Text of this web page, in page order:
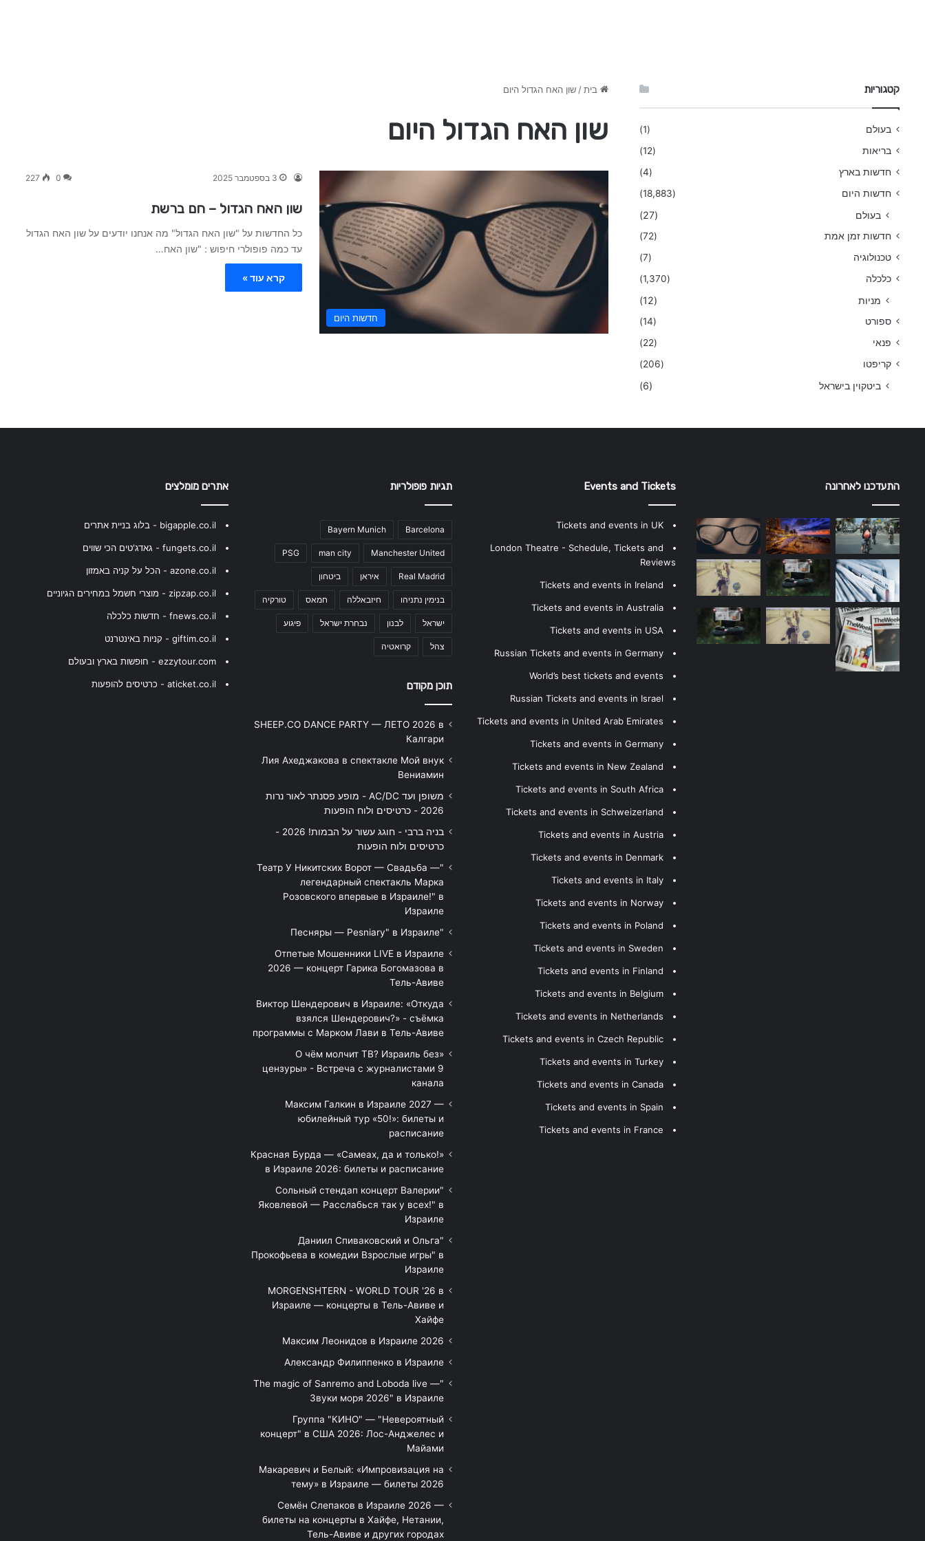
בית / שון האח הגדול היום
שון האח הגדול היום
חדשות היום
3 בספטמבר 2025 0
227
שון האח הגדול – חם ברשת
כל החדשות על "שון האח הגדול" מה אנחנו יודעים על שון האח הגדול
עד כמה פופולרי חיפוש : "שון האח…
קרא עוד »
קטגוריות
בעולם
(1)
בריאות
(12)
חדשות בארץ
(4)
חדשות היום
(18,883)
בעולם (27)
חדשות זמן אמת
(72)
טכנולוגיה
(7)
כלכלה
(1,370)
מניות (12)
ספורט
(14)
פנאי
(22)
קריפטו
(206)
ביטקוין בישראל (6)
התעדכנו לאחרונה Events and Tickets
Tickets and events in UK
London Theatre - Schedule, Tickets and
Reviews
Tickets and events in Ireland
Tickets and events in Australia
Tickets and events in USA
Russian Tickets and events in Germany
World’s best tickets and events
Russian Tickets and events in Israel
Tickets and events in United Arab Emirates
Tickets and events in Germany
Tickets and events in New Zealand
Tickets and events in South Africa
Tickets and events in Schweizerland
Tickets and events in Austria
Tickets and events in Denmark
Tickets and events in Italy
Tickets and events in Norway
Tickets and events in Poland
Tickets and events in Sweden
Tickets and events in Finland
Tickets and events in Belgium
Tickets and events in Netherlands
Tickets and events in Czech Republic
Tickets and events in Turkey
Tickets and events in Canada
Tickets and events in Spain
Tickets and events in France
תגיות פופולריות
Barcelona
Bayern Munich
Manchester United
man city
PSG
Real Madrid איראן ביטחון
בנימין נתניהו חיזבאללה חמאס טורקיה
ישראל לבנון נבחרת ישראל פיגוע
צהל קרואטיה
תוכן מקודם
SHEEP.CO DANCE PARTY — ЛЕТО 2026 в
Калгари
Лия Ахеджакова в спектакле Мой внук
Вениамин
משופן ועד AC/DC - מופע פסנתר לאור נרות
2026 - כרטיסים ולוח הופעות
בניה ברבי - חוגג עשור על הבמות! 2026 -
כרטיסים ולוח הופעות
"Театр У Никитских Ворот — Свадьба —
легендарный спектакль Марка
Розовского впервые в Израиле!" в
Израиле
"Песняры — Pesniary" в Израиле
Отпетые Мошенники LIVE в Израиле
2026 — концерт Гарика Богомазова в
Тель-Авиве
Виктор Шендерович в Израиле: «Откуда
взялся Шендерович?» - съёмка
программы с Марком Лави в Тель-Авиве
«О чём молчит ТВ? Израиль без
цензуры» - Встреча с журналистами 9
канала
Максим Галкин в Израиле 2027 —
юбилейный тур «50!»: билеты и
расписание
Красная Бурда — «Самеах, да и только!»
в Израиле 2026: билеты и расписание
"Сольный стендап концерт Валерии
Яковлевой — Расслабься так у всех!" в
Израиле
"Даниил Спиваковский и Ольга
Прокофьева в комедии Взрослые игры" в
Израиле
MORGENSHTERN - WORLD TOUR '26 в
Израиле — концерты в Тель-Авиве и
Хайфе
Максим Леонидов в Израиле 2026
Александр Филиппенко в Израиле
"The magic of Sanremo and Loboda live —
Звуки моря 2026" в Израиле
Группа "КИНО" — "Невероятный
концерт" в США 2026: Лос-Анджелес и
Майами
Макаревич и Белый: «Импровизация на
тему» в Израиле — билеты 2026
Семён Слепаков в Израиле 2026 —
билеты на концерты в Хайфе, Нетании,
Тель-Авиве и других городах
אתרים מומלצים
bigapple.co.il - בלוג בניית אתרים
fungets.co.il - גאדג'טים הכי שווים
azone.co.il - הכל על קניה באמזון
zipzap.co.il - מוצרי חשמל במחירים הגיוניים
fnews.co.il - חדשות כלכלה
giftim.co.il - קניות באינטרנט
ezzytour.com - חופשות בארץ ובעולם
aticket.co.il - כרטיסים להופעות